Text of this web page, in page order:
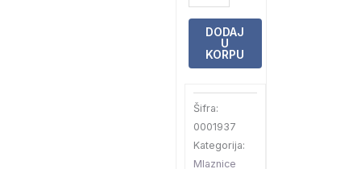
usisna
beton
4m3/h
(EM2831)
količina
DODAJ
U
KORPU
Šifra:
0001937
Kategorija:
Mlaznice